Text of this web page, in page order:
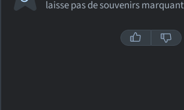
laisse pas de souvenirs